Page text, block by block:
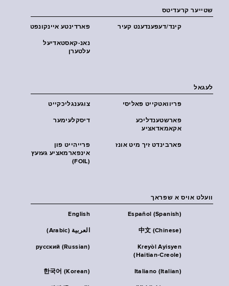
שטייער קרעדיטס
פארדינטע איינקונפט קינד/דעפענדענט קעיר
נאנ-קאסטאדיעל
עלטערן
לעגאל
צוגענגליכקייט פּריוואטקייט פּאליסי
דיסקלעימער
פארשטענדליכע
אקאמאדאציע
פרייהייט פון
אינפארמאציע געזעץ
(FOIL)
פארבינדט זיך מיט אונז
וועלט אויס א שפראך
English Español (Spanish)
العربية (Arabic) 中文 (Chinese)
русский (Russian)
Kreyòl Ayisyen
(Haitian-Creole)
한국어 (Korean) Italiano (Italian)